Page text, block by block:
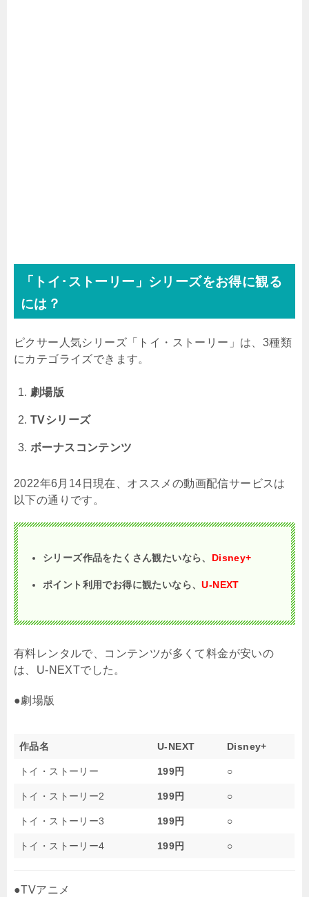
「トイ･ストーリー」シリーズをお得に観る
には？
ピクサー人気シリーズ「トイ・ストーリー」は、3種類
にカテゴライズできます。
劇場版
TVシリーズ
ボーナスコンテンツ
2022年6月14日現在、オススメの動画配信サービスは
以下の通りです。
シリーズ作品をたくさん観たいなら、 Disney+
ポイント利用でお得に観たいなら、U-NEXT
有料レンタルで、コンテンツが多くて料金が安いの
は、U-NEXTでした。
●劇場版
作品名 U-NEXT Disney+
トイ・ストーリー 199円 ○
トイ・ストーリー2 199円 ○
トイ・ストーリー3 199円 ○
トイ・ストーリー4 199円 ○
●TVアニメ